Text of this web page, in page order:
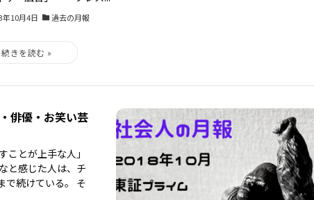
年10月4日 過去の月報
俳優・お笑い芸
ことが上手な人」
と感じた人は、チ
で続けている。 そ